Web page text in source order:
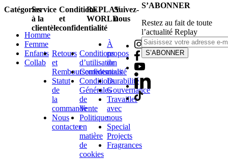
Catégories
Homme
Femme
Enfants
Collab
Service
à la
clientèle
Retours
et
Remboursements
Statut
de
la
commande
Nous
contacter
Conditions
et
confidentialité
Conditions
d’utilisation
Confidentialité
Conditions
Générales
de
Vente
Politique
en
matière
de
cookies
REPLAY
WORLD
À
propos
de
nous
Durabilité
Gouvernance
Travailler
avec
nous
Special
Projects
Fragrances
Suivez-
nous
S’ABONNER
Restez au fait de toute
l’actualité Replay
S’ABONNER